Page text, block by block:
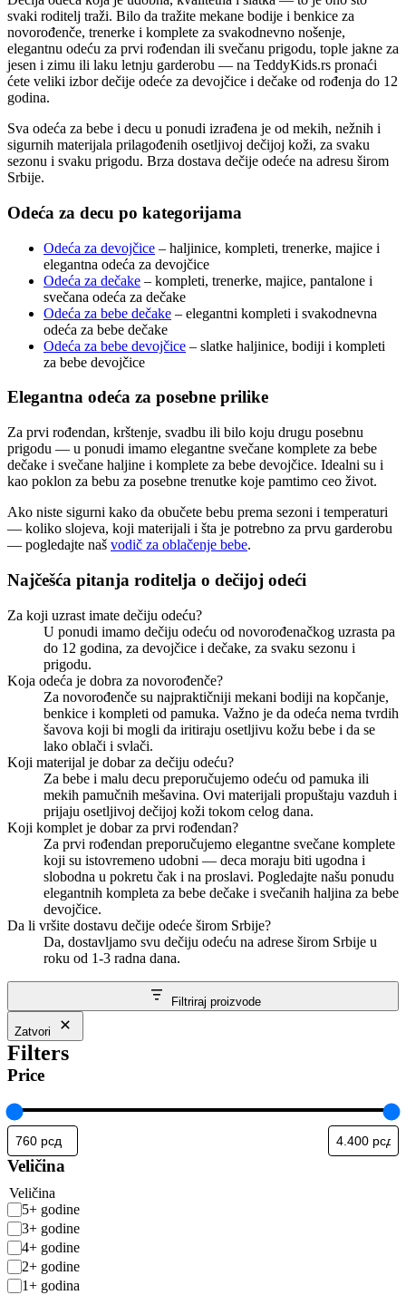
svaki roditelj traži. Bilo da tražite mekane bodije i benkice za
novorođenče, trenerke i komplete za svakodnevno nošenje,
elegantnu odeću za prvi rođendan ili svečanu prigodu, tople jakne za
jesen i zimu ili laku letnju garderobu — na TeddyKids.rs pronaći
ćete veliki izbor dečije odeće za devojčice i dečake od rođenja do 12
godina.
Sva odeća za bebe i decu u ponudi izrađena je od mekih, nežnih i
sigurnih materijala prilagođenih osetljivoj dečijoj koži, za svaku
sezonu i svaku prigodu. Brza dostava dečije odeće na adresu širom
Srbije.
Odeća za decu po kategorijama
Odeća za devojčice – haljinice, kompleti, trenerke, majice i
elegantna odeća za devojčice
Odeća za dečake – kompleti, trenerke, majice, pantalone i
svečana odeća za dečake
Odeća za bebe dečake – elegantni kompleti i svakodnevna
odeća za bebe dečake
Odeća za bebe devojčice – slatke haljinice, bodiji i kompleti
za bebe devojčice
Elegantna odeća za posebne prilike
Za prvi rođendan, krštenje, svadbu ili bilo koju drugu posebnu
prigodu — u ponudi imamo elegantne svečane komplete za bebe
dečake i svečane haljine i komplete za bebe devojčice. Idealni su i
kao poklon za bebu za posebne trenutke koje pamtimo ceo život.
Ako niste sigurni kako da obučete bebu prema sezoni i temperaturi
— koliko slojeva, koji materijali i šta je potrebno za prvu garderobu
— pogledajte naš vodič za oblačenje bebe.
Najčešća pitanja roditelja o dečijoj odeći
Za koji uzrast imate dečiju odeću?
U ponudi imamo dečiju odeću od novorođenačkog uzrasta pa
do 12 godina, za devojčice i dečake, za svaku sezonu i
prigodu.
Koja odeća je dobra za novorođenče?
Za novorođenče su najpraktičniji mekani bodiji na kopčanje,
benkice i kompleti od pamuka. Važno je da odeća nema tvrdih
šavova koji bi mogli da iritiraju osetljivu kožu bebe i da se
lako oblači i svlači.
Koji materijal je dobar za dečiju odeću?
Za bebe i malu decu preporučujemo odeću od pamuka ili
mekih pamučnih mešavina. Ovi materijali propuštaju vazduh i
prijaju osetljivoj dečijoj koži tokom celog dana.
Koji komplet je dobar za prvi rođendan?
Za prvi rođendan preporučujemo elegantne svečane komplete
koji su istovremeno udobni — deca moraju biti ugodna i
slobodna u pokretu čak i na proslavi. Pogledajte našu ponudu
elegantnih kompleta za bebe dečake i svečanih haljina za bebe
devojčice.
Da li vršite dostavu dečije odeće širom Srbije?
Da, dostavljamo svu dečiju odeću na adrese širom Srbije u
roku od 1-3 radna dana.
Filtriraj proizvode
Zatvori
Filters
Price
Veličina
Veličina
5+ godine
3+ godine
4+ godine
2+ godine
1+ godina